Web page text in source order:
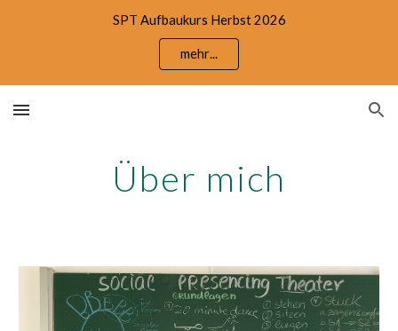
SPT Aufbaukurs Herbst 2026
mehr...
Über mich